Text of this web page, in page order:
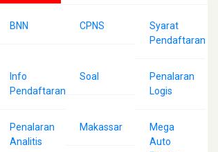
BNN CPNS
Syarat
Pendaftaran
Info
Pendaftaran
Soal
Penalaran
Logis
Penalaran
Analitis
Makassar
Mega
Auto